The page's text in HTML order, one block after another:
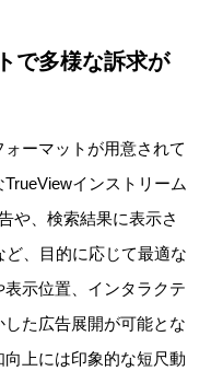
で多様な訴求が
ーマットが用意されて
インストリーム
や、検索結果に表示さ
、目的に応じて最適な
示位置、インタラクテ
た広告展開が可能とな
上には印象的な短尺動